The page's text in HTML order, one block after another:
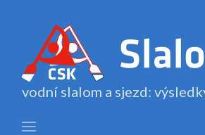
vodní slalom a sjezd: